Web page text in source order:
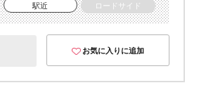
駅近 ロードサイド
お気に入りに追加